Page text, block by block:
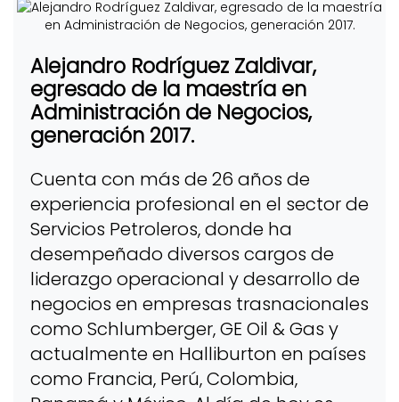
Alejandro Rodríguez Zaldivar,
egresado de la maestría en
Administración de Negocios,
generación 2017.
Cuenta con más de 26 años de
experiencia profesional en el sector de
Servicios Petroleros, donde ha
desempeñado diversos cargos de
liderazgo operacional y desarrollo de
negocios en empresas trasnacionales
como Schlumberger, GE Oil & Gas y
actualmente en Halliburton en países
como Francia, Perú, Colombia,